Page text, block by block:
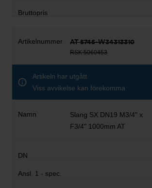
AT 5745-W34313310
RSK 5060453
Artikeln har utgått
Viss avvikelse kan förekomma
Slang SX DN19 M3/4" x
F3/4" 1000mm AT